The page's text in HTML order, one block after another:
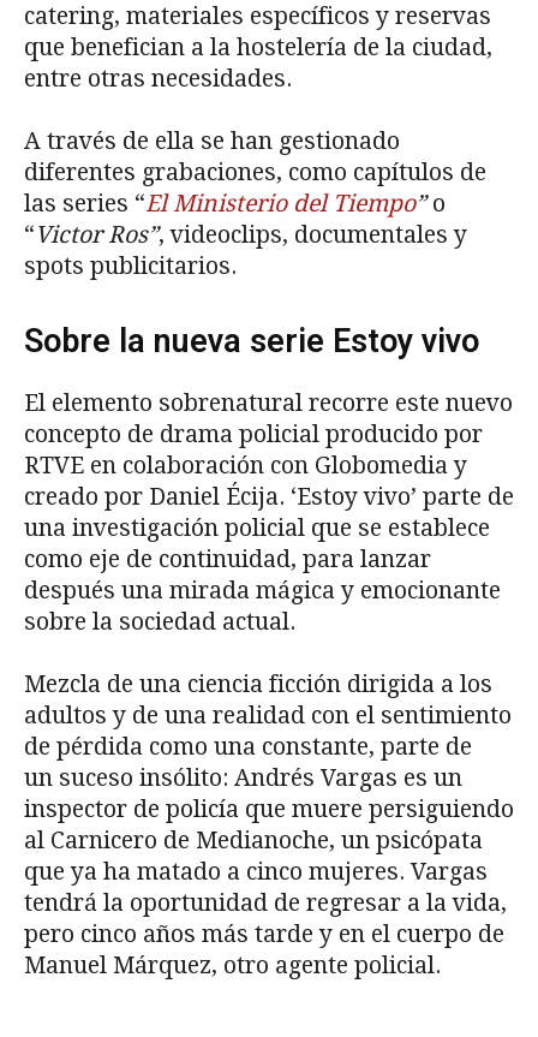
catering, materiales específicos y reservas
que benefician a la hostelería de la ciudad,
entre otras necesidades.
A través de ella se han gestionado
diferentes grabaciones, como capítulos de
las series “El Ministerio del Tiempo”o
“Victor Ros”, videoclips, documentales y
spots publicitarios.
Sobre la nueva serie Estoy vivo
El elemento sobrenatural recorre este nuevo
concepto de drama policial producido por
RTVE en colaboración con Globomedia y
creado por Daniel Écija. ‘Estoy vivo’ parte de
una investigación policial que se establece
como eje de continuidad, para lanzar
después una mirada mágica y emocionante
sobre la sociedad actual.
Mezcla de una ciencia ficción dirigida a los
adultos y de una realidad con el sentimiento
de pérdida como una constante, parte de
un suceso insólito: Andrés Vargas es un
inspector de policía que muere persiguiendo
al Carnicero de Medianoche, un psicópata
que ya ha matado a cinco mujeres. Vargas
tendrá la oportunidad de regresar a la vida,
pero cinco años más tarde y en el cuerpo de
Manuel Márquez, otro agente policial.